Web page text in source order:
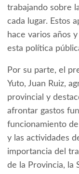
trabajando sobre
cada lugar. Estos
hace varios años
esta política
Por su parte, el
Yuto, Juan Ruiz,
provincial y
afrontar gastos
funcionamiento
y las actividades
importancia del
de la Provincia, la